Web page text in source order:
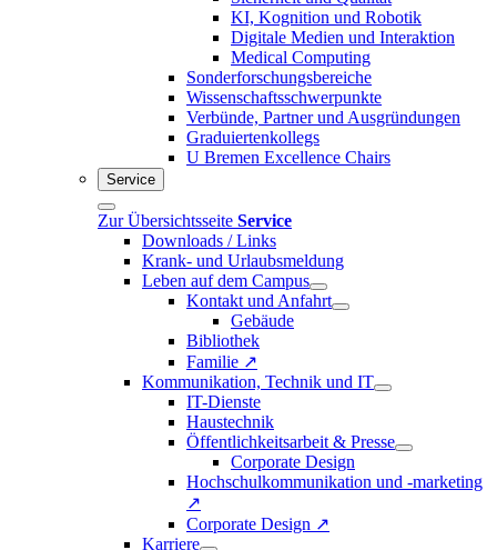
KI, Kognition und Robotik
Digitale Medien und Interaktion
Medical Computing
Sonderforschungsbereiche
Wissenschaftsschwerpunkte
Verbünde, Partner und Ausgründungen
Graduiertenkollegs
U Bremen Excellence Chairs
Service
Zur Übersichtsseite Service
Downloads / Links
Krank- und Urlaubsmeldung
Leben auf dem Campus
Kontakt und Anfahrt
Gebäude
Bibliothek
Familie ↗
Kommunikation, Technik und IT
IT-Dienste
Haustechnik
Öffentlichkeitsarbeit & Presse
Corporate Design
Hochschulkommunikation und -marketing
↗
Corporate Design ↗
Karriere